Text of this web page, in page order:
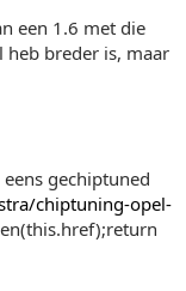
een 1.6 met die
breder is, maar
gechiptuned
chiptuning-opel-